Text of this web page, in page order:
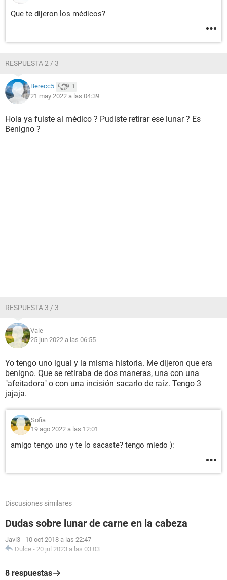
Que te dijeron los médicos?
RESPUESTA 2 / 3
Berecc5 1
21 may 2022 a las 04:39
Hola ya fuiste al médico ? Pudiste retirar ese lunar ? Es
Benigno ?
RESPUESTA 3 / 3
Vale
25 jun 2022 a las 06:55
Yo tengo uno igual y la misma historia. Me dijeron que era
benigno. Que se retiraba de dos maneras, una con una
"afeitadora" o con una incisión sacarlo de raíz. Tengo 3
jajaja.
Sofia
19 ago 2022 a las 12:01
amigo tengo uno y te lo sacaste? tengo miedo ):
Discusiones similares
Dudas sobre lunar de carne en la cabeza
Javi3 - 10 oct 2018 a las 22:47
Dulce - 20 jul 2023 a las 03:03
8 respuestas